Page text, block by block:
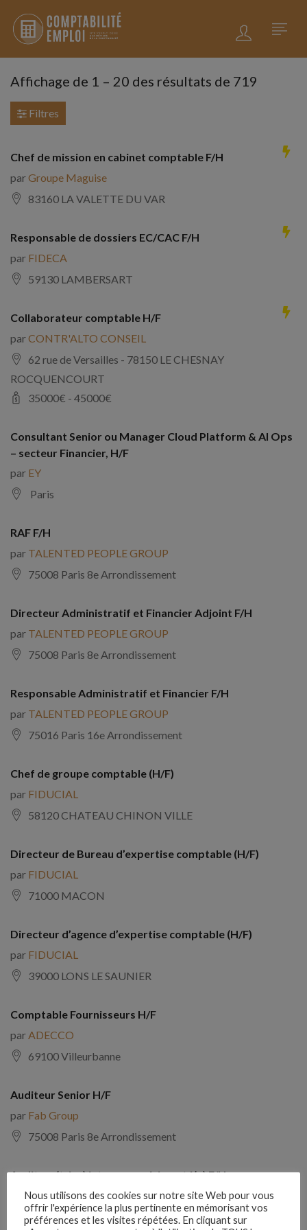
Affichage de 1 – 20 des résultats de 719
Filtres
Chef de mission en cabinet comptable F/H
parGroupe Maguise
83160 LA VALETTE DU VAR
Responsable de dossiers EC/CAC F/H
par FIDECA
59130 LAMBERSART
Collaborateur comptable H/F
parCONTR'ALTO CONSEIL
62 rue de Versailles - 78150 LE CHESNAY
ROCQUENCOURT
35000€ - 45000€
Consultant Senior ou Manager Cloud Platform & AI Ops
– secteur Financier, H/F
par EY
Paris
RAF F/H
par TALENTED PEOPLE GROUP
75008 Paris 8e Arrondissement
Directeur Administratif et Financier Adjoint F/H
par TALENTED PEOPLE GROUP
75008 Paris 8e Arrondissement
Responsable Administratif et Financier F/H
par TALENTED PEOPLE GROUP
75016 Paris 16e Arrondissement
Chef de groupe comptable (H/F)
par FIDUCIAL
58120 CHATEAU CHINON VILLE
Directeur de Bureau d’expertise comptable (H/F)
par FIDUCIAL
71000 MACON
Directeur d’agence d’expertise comptable (H/F)
par FIDUCIAL
39000 LONS LE SAUNIER
Comptable Fournisseurs H/F
par ADECCO
69100 Villeurbanne
Auditeur Senior H/F
par Fab Group
75008 Paris 8e Arrondissement
Auditeur(trice) interne expérimenté(e) F/H
parComptabilite Emploi
39130 Châtillon
Nous utilisons des cookies sur notre site Web pour vous
offrir l'expérience la plus pertinente en mémorisant vos
préférences et les visites répétées. En cliquant sur